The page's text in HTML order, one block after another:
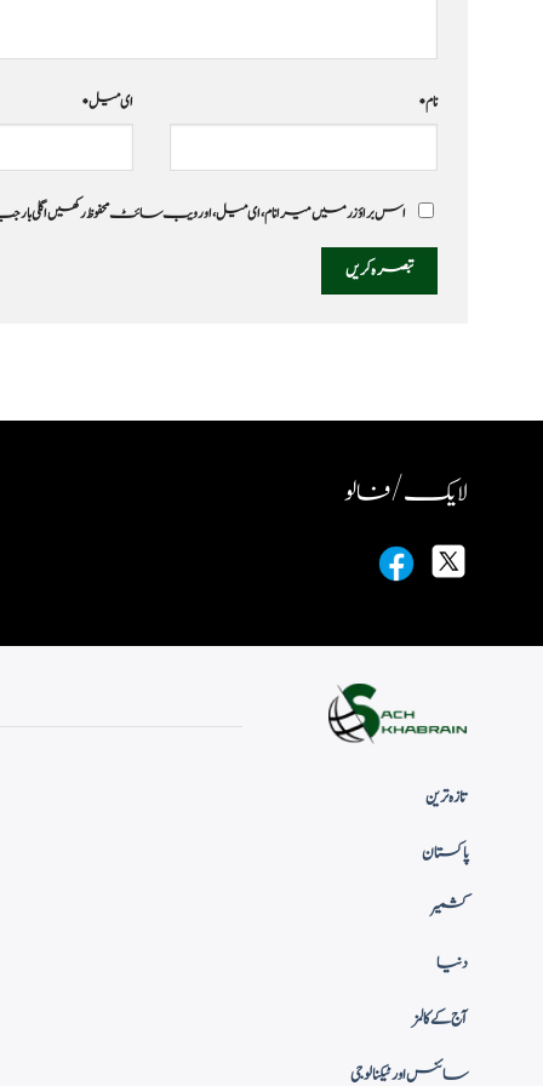
نام* ای میل*
اس براؤزر میں میرا نام، ای میل، اور ویب سائٹ محفوظ رکھیں اگلی
لایک / فالو
تازہ ترین
پاکستان
کشمیر
دنیا
آج کے کالمز
سائنس اور ٹیکنالوجی